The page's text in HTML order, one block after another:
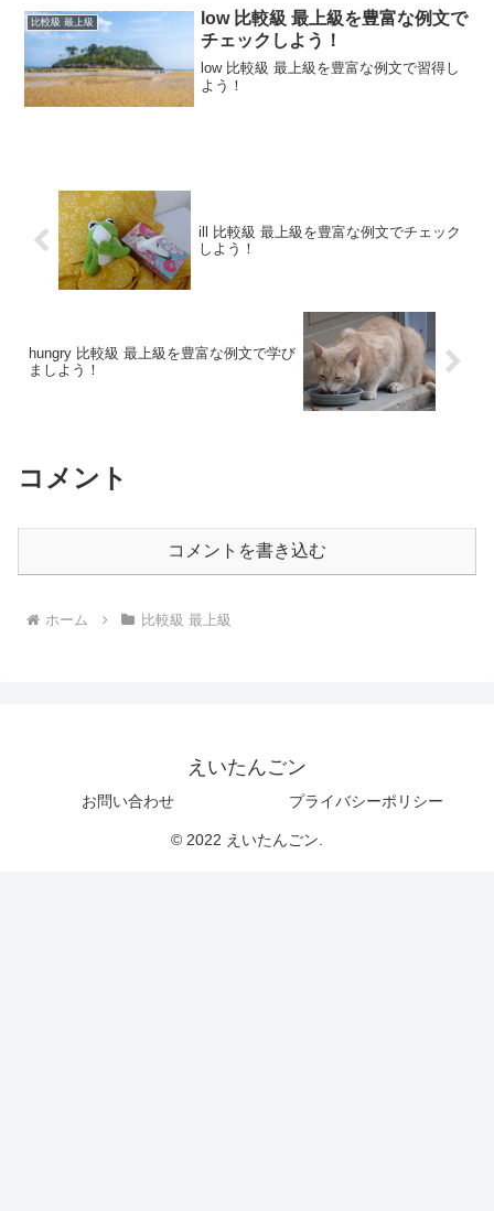
比較級 最上級
low 比較級 最上級を豊富な例文で
チェックしよう！
low 比較級 最上級を豊富な例文で習得し
よう！
ill 比較級 最上級を豊富な例文でチェック
しよう！
hungry 比較級 最上級を豊富な例文で学び
ましよう！
コメント
コメントを書き込む
ホーム 比較級 最上級
えいたんごン
お問い合わせ プライバシーポリシー
© 2022 えいたんごン.